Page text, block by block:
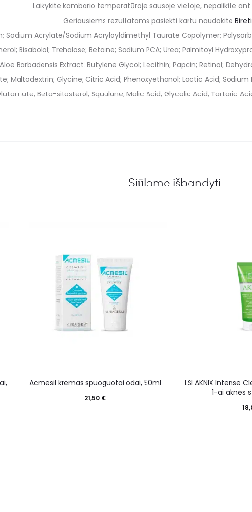
Laikykite kambario temperatūroje sausoje vietoje, nepalikite ant
Geriausiems rezultatams pasiekti kartu naudokite
Sodium Acrylate/Sodium Acryloyldimethyl Taurate Copolymer;
Bisabolol; Trehalose; Betaine; Sodium PCA; Urea; Palmitoyl
Barbadensis Extract; Butylene Glycol; Lecithin; Papain; Retinol;
Maltodextrin; Glycine; Citric Acid; Phenoxyethanol; Lactic Acid;
Beta-sitosterol; Squalane; Malic Acid; Glycolic Acid; Tartaric
Siūlome išbandyti
Acmesil kremas spuoguotai odai, 50ml
21,50 €
LSI AKNIX Intense
1-ai aknės